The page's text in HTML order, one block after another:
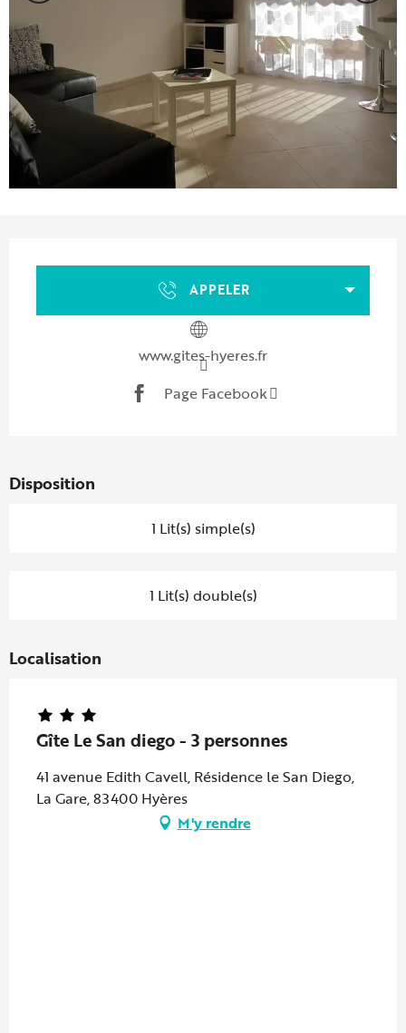
APPELER
www.gites-hyeres.fr
Page Facebook
Disposition
1 Lit(s) simple(s)
1 Lit(s) double(s)
Localisation
Gîte Le San diego - 3 personnes
41 avenue Edith Cavell, Résidence le San Diego,
La Gare, 83400 Hyères
M'y rendre